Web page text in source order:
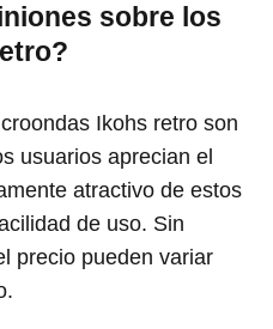
sobre los
Ikohs retro son
usuarios aprecian el
atractivo de estos
de uso. Sin
precio pueden variar